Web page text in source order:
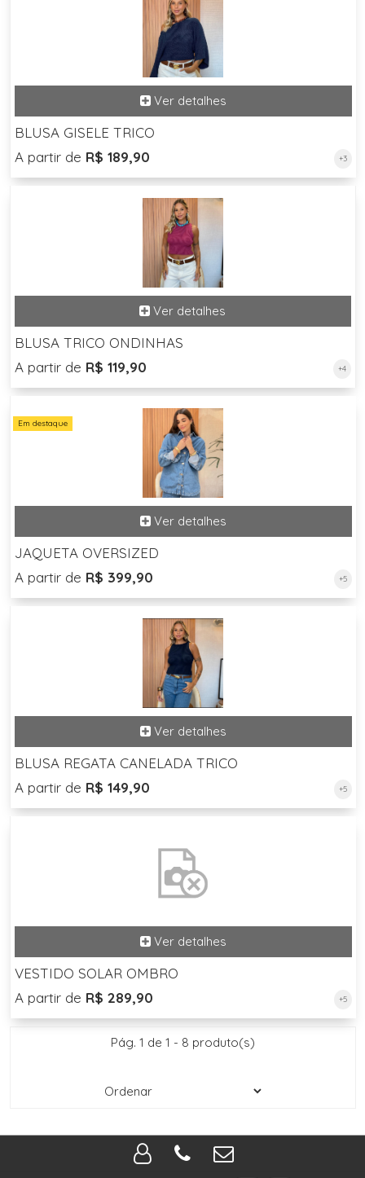
BLUSA GISELE TRICO
A partir de R$ 189,90 +3
BLUSA TRICO ONDINHAS
A partir de R$ 119,90 +4
Em destaque
JAQUETA OVERSIZED
A partir de R$ 399,90 +5
BLUSA REGATA CANELADA TRICO
A partir de R$ 149,90 +5
VESTIDO SOLAR OMBRO
A partir de R$ 289,90 +5
Pág. 1 de 1 - 8 produto(s)